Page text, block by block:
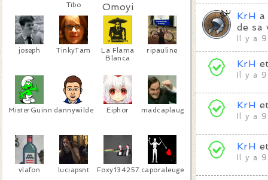
Tibo
Omoyi
joseph TinkyTam
La Flama
Blanca
ripauline
MisterGuinnessdannywilde Eiphor madcaplaugh
vlafon luciapsnt Foxy134257 caporaleugene
KrH a
de sa
Il y a
KrH
Il y a
KrH
Il y a
KrH
Il y a